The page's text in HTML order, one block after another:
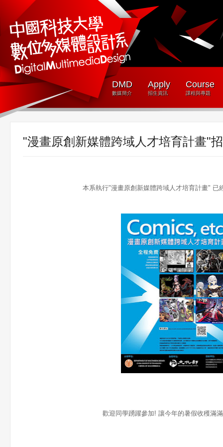
DMD
數媒簡介
Apply
招生資訊
Course
課程與專題
"漫畫原創新媒體跨域人才培育計畫"
本系執行"漫畫原創新媒體跨域人才培育計畫" 已
歡迎同學踴躍參加! 讓今年的暑假收穫滿